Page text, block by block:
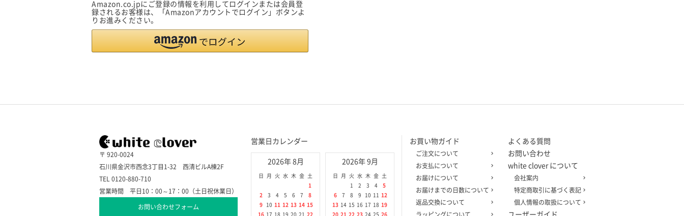
Amazon.co.jpにご登録の情報を利用してログインまたは会員登
録されるお客様は、「Amazonアカウントでログイン」ボタンよ
りお進みください。
〒 920-0024
石川県金沢市西念3丁目1-32 西清ビルA棟2F
TEL 0120-880-710
営業時間 平日10：00～17：00（土日祝休業日）
お問い合わせフォーム
営業日カレンダー
2026年 8月
日 月 火 水 木 金
土
1
2
3 4 5 6 7
8
9
10 11 12 13 14 15
16 17 18 19 20 21 22
2026年 9月
日 月 火 水 木 金
土
1
2 3 4
5
6
7 8 9 10 11
12
13 14 15 16 17 18 19
20 21 22 23 24 25 26
お買い物ガイド
ご注文について
お支払について
お届けについて
お届けまでの日数について
返品交換について
ラッピングについて
よくある質問
お問い合わせ
white clover について
会社案内
特定商取引に基づく表記
個人情報の取扱について
ユーザーガイド